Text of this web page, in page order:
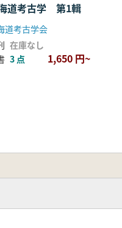
道考古学 第1輯
道考古学会
在庫なし
3 点 1,650 円~